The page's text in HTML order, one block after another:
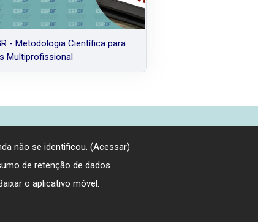
- Metodologia Científica para
Multiprofissional
não se identificou. (Acessar)
de retenção de dados
o aplicativo móvel.